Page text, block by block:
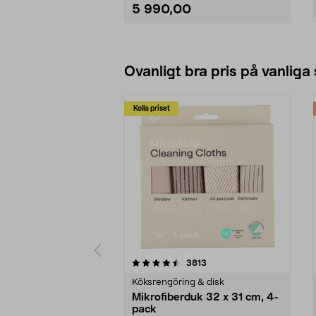
som både suger och borstar.
• Ultra Performance-filtret är
5 990,00
Ovanligt bra pris på vanliga
Kolla priset
3813
Köksrengöring & disk
Mikrofiberduk 32 x 31 cm, 4-
pack
4.0av 5 stjärnor